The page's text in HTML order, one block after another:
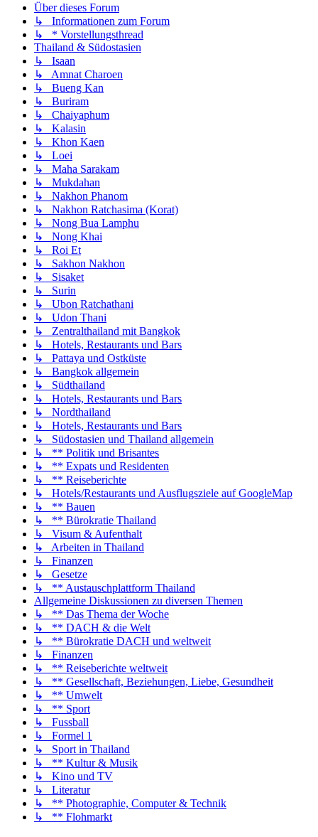
Über dieses Forum
↳ Informationen zum Forum
↳ * Vorstellungsthread
Thailand & Südostasien
↳ Isaan
↳ Amnat Charoen
↳ Bueng Kan
↳ Buriram
↳ Chaiyaphum
↳ Kalasin
↳ Khon Kaen
↳ Loei
↳ Maha Sarakam
↳ Mukdahan
↳ Nakhon Phanom
↳ Nakhon Ratchasima (Korat)
↳ Nong Bua Lamphu
↳ Nong Khai
↳ Roi Et
↳ Sakhon Nakhon
↳ Sisaket
↳ Surin
↳ Ubon Ratchathani
↳ Udon Thani
↳ Zentralthailand mit Bangkok
↳ Hotels, Restaurants und Bars
↳ Pattaya und Ostküste
↳ Bangkok allgemein
↳ Südthailand
↳ Hotels, Restaurants und Bars
↳ Nordthailand
↳ Hotels, Restaurants und Bars
↳ Südostasien und Thailand allgemein
↳ ** Politik und Brisantes
↳ ** Expats und Residenten
↳ ** Reiseberichte
↳ Hotels/Restaurants und Ausflugsziele auf GoogleMap
↳ ** Bauen
↳ ** Bürokratie Thailand
↳ Visum & Aufenthalt
↳ Arbeiten in Thailand
↳ Finanzen
↳ Gesetze
↳ ** Austauschplattform Thailand
Allgemeine Diskussionen zu diversen Themen
↳ ** Das Thema der Woche
↳ ** DACH & die Welt
↳ ** Bürokratie DACH und weltweit
↳ Finanzen
↳ ** Reiseberichte weltweit
↳ ** Gesellschaft, Beziehungen, Liebe, Gesundheit
↳ ** Umwelt
↳ ** Sport
↳ Fussball
↳ Formel 1
↳ Sport in Thailand
↳ ** Kultur & Musik
↳ Kino und TV
↳ Literatur
↳ ** Photographie, Computer & Technik
↳ ** Flohmarkt